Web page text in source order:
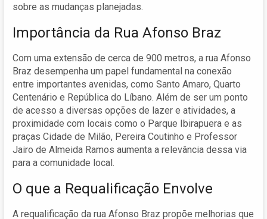
sobre as mudanças planejadas.
Importância da Rua Afonso Braz
Com uma extensão de cerca de 900 metros, a rua Afonso
Braz desempenha um papel fundamental na conexão
entre importantes avenidas, como Santo Amaro, Quarto
Centenário e República do Líbano. Além de ser um ponto
de acesso a diversas opções de lazer e atividades, a
proximidade com locais como o Parque Ibirapuera e as
praças Cidade de Milão, Pereira Coutinho e Professor
Jairo de Almeida Ramos aumenta a relevância dessa via
para a comunidade local.
O que a Requalificação Envolve
A requalificação da rua Afonso Braz propõe melhorias que